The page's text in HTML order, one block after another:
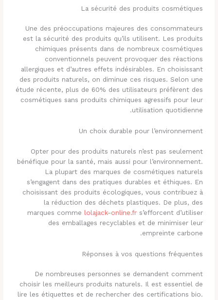
La sécurité des produits cosmétiques
Une des préoccupations majeures des consommateurs
est la sécurité des produits qu’ils utilisent. Les produits
chimiques présents dans de nombreux cosmétiques
conventionnels peuvent provoquer des réactions
allergiques et d’autres effets indésirables. En choisissant
des produits naturels, on diminue ces risques. Selon une
étude récente, plus de 60% des utilisateurs préfèrent des
cosmétiques sans produits chimiques agressifs pour leur
utilisation quotidienne.
Un choix durable pour l’environnement
Opter pour des produits naturels n’est pas seulement
bénéfique pour la santé, mais aussi pour l’environnement.
La plupart des marques de cosmétiques naturels
s’engagent dans des pratiques durables et éthiques. En
choisissant des produits écologiques, vous contribuez à
la réduction des déchets plastiques. De plus, des
marques comme lolajack-online.frs’efforcent d’utiliser
des emballages recyclables et de minimiser leur
empreinte carbone.
Réponses à vos questions fréquentes
De nombreuses personnes se demandent comment
choisir les meilleurs produits naturels. Il est essentiel de
lire les étiquettes et de rechercher des certifications bio.